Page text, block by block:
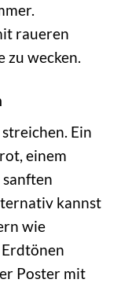
raueren
zu wecken.
Ein
einem
kannst
wie
Poster mit